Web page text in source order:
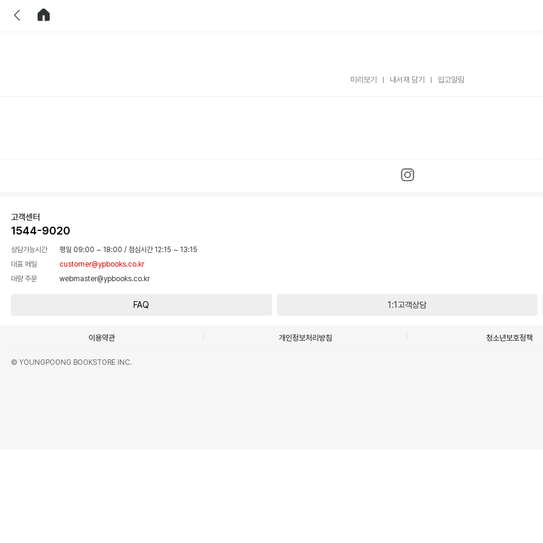
미리보기 내서재 담기 입고알림
고객센터
1544-9020
상담가능시간 평일 09:00 ~ 18:00 / 점심시간 12:15 ~ 13:15
대표 메일
customer@ypbooks.co.kr
대량 주문
webmaster@ypbooks.co.kr
FAQ 1:1고객상담
이용약관 개인정보처리방침 청소년보호정책
© YOUNGPOONG BOOKSTORE INC.